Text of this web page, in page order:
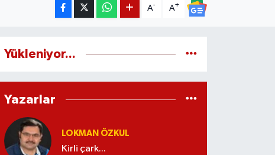
A- A+
Yükleniyor...
Yazarlar
LOKMAN ÖZKUL
Kirli çark...